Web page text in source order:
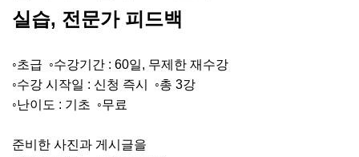
실습, 전문가 피드백
◦초급 ◦수강기간 : 60일, 무제한 재수강
◦수강 시작일 : 신청 즉시 ◦총 3강
◦난이도 : 기초 ◦무료
준비한 사진과 게시글을